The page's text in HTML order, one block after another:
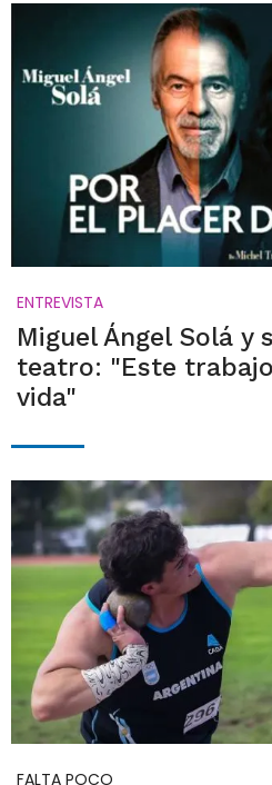
ENTREVISTA
Miguel Ángel Solá y
teatro: "Este
vida"
FALTA POCO